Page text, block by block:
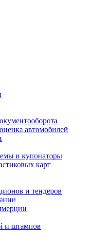
автомобилей
и купонаторы
карт
и тендеров
и штампов